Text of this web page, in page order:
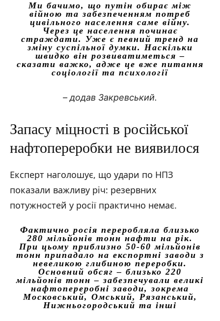
Ми бачимо, що путін обирає між
війною та забезпеченням потреб
цивільного населення саме війну.
Через це населення починає
страждати. Уже є певний тренд на
зміну суспільної думки. Наскільки
швидко він розвиватиметься –
сказати важко, адже це вже питання
соціології та психології
– додав Закревський.
Запасу міцності в російської
нафтопереробки не виявилося
Експерт наголошує, що удари по НПЗ
показали важливу річ: резервних
потужностей у росії практично немає.
Фактично росія переробляла близько
280 мільйонів тонн нафти на рік.
При цьому приблизно 50-60 мільйонів
тонн припадало на експортні заводи з
невеликою глибиною переробки.
Основний обсяг – близько 220
мільйонів тонн – забезпечували великі
нафтопереробні заводи, зокрема
Московський, Омський, Рязанський,
Нижньогородський та інші